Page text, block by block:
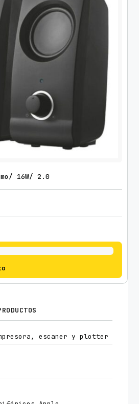
16W/ 2.0
escaner y plotter